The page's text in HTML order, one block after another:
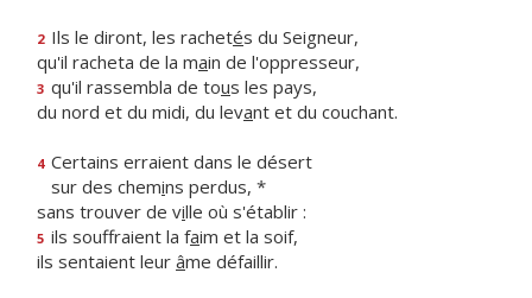
2 Ils le diront, les rachetés du Seigneur,
qu'il racheta de la main de l'oppresseur,
3 qu'il rassembla de tous les pays,
du nord et du midi, du levant et du couchant.
4 Certains erraient dans le désert
sur des chemins perdus, *
sans trouver de ville où s'établir :
5 ils souffraient la faim et la soif,
ils sentaient leur âme défaillir.